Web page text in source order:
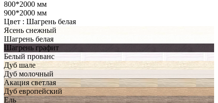
800*2000 мм
900*2000 мм
Цвет : Шагрень белая
Ясень снежный
Шагрень белая
Шагрень графит
Белый прованс
Дуб шале
Дуб молочный
Акация светлая
Дуб европейский
Ель